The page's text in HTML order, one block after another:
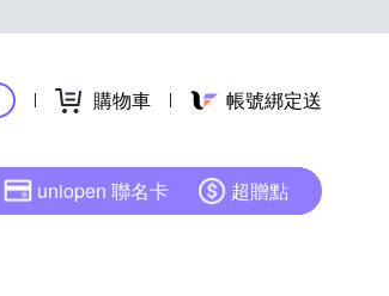
購物車 帳號綁定送
uniopen 聯名卡 超贈點